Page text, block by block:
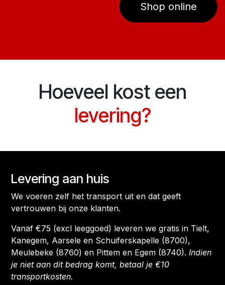
Shop online
Hoeveel kost een
levering?
Levering aan huis
We voeren zelf het transport uit en dat geeft
vertrouwen bij onze klanten.
Vanaf €75 (excl leeggoed) leveren we gratis in Tielt,
Kanegem, Aarsele en Schuiferskapelle (8700),
Meulebeke (8760) en Pittem en Egem (8740).Indien
je niet aan dit bedrag komt, betaal je €10
transportkosten.